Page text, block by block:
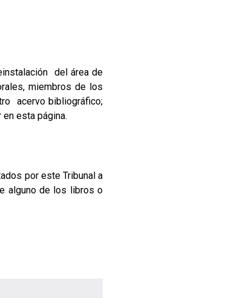
del área de
miembros de los
acervo bibliográfico;
esta página.
por este Tribunal a
alguno de los libros o